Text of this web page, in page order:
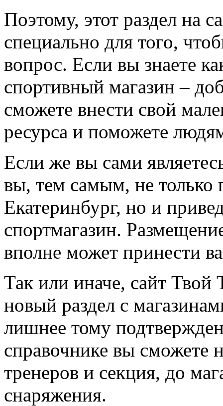
Поэтому, этот раздел на
специально для того,
вопрос. Если вы знаете
спортивный магазин –
сможете внести свой
ресурса и поможете
Если же вы сами
вы, тем самым, не только
Екатеринбург, но и
спортмагазин.
вполне может принести
Так или иначе, сайт Твой
новый раздел с
лишнее тому
справочнике вы сможете
тренеров и секция, до
снаряжения.